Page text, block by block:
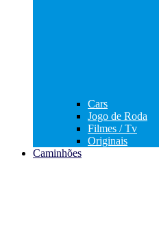
Cars
Jogo de Roda
Filmes / Tv
Originais
Caminhões